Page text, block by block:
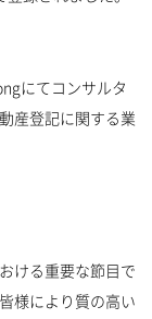
にてコンサルタ
産登記に関する業
ける重要な節目で
様により質の高い